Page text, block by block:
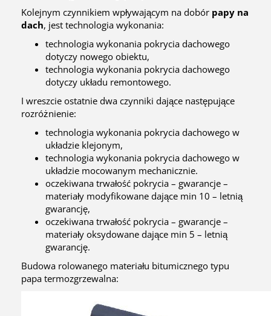
Kolejnym czynnikiem wpływającym na dobór papy na
dach, jest technologia wykonania:
technologia wykonania pokrycia dachowego
dotyczy nowego obiektu,
technologia wykonania pokrycia dachowego
dotyczy układu remontowego.
I wreszcie ostatnie dwa czynniki dające następujące
rozróżnienie:
technologia wykonania pokrycia dachowego w
układzie klejonym,
technologia wykonania pokrycia dachowego w
układzie mocowanym mechanicznie.
oczekiwana trwałość pokrycia – gwarancje –
materiały modyfikowane dające min 10 – letnią
gwarancję,
oczekiwana trwałość pokrycia – gwarancje –
materiały oksydowane dające min 5 – letnią
gwarancję.
Budowa rolowanego materiału bitumicznego typu
papa termozgrzewalna: